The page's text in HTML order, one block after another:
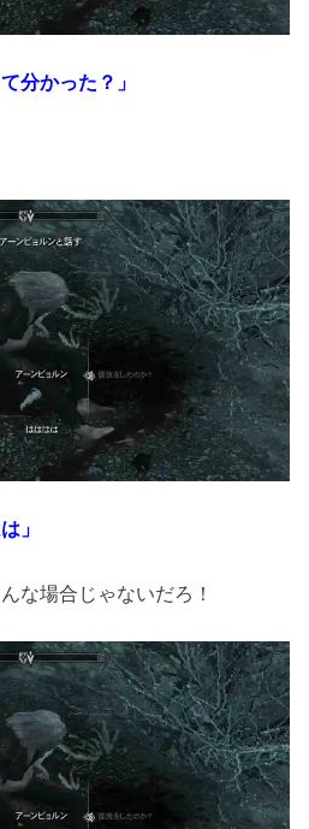
分かった？」
」
な場合じゃないだろ！